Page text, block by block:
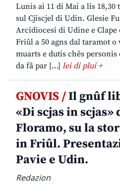
Lunis ai 11 di Mai a lis 18,30
sul Cjiscjel di Udin. Glesie
Arcidiocesi di Udine e
Friûl a 50 agns dal taramot
muarts e dutis chês personis
da fâ par […] lei di plui +
GNOVIS /Il gnûf
«Di scjas in scjas»
Floramo, su la
in Friûl.
Pavie e Udin.
Redazion